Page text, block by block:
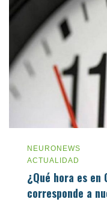
NEURONEWS
ACTUALIDAD
¿Qué hora es
corresponde a